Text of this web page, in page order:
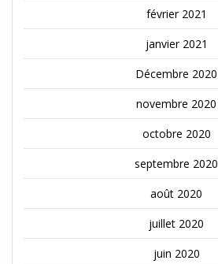
février 2021
janvier 2021
Décembre 2020
novembre 2020
octobre 2020
septembre 2020
août 2020
juillet 2020
juin 2020